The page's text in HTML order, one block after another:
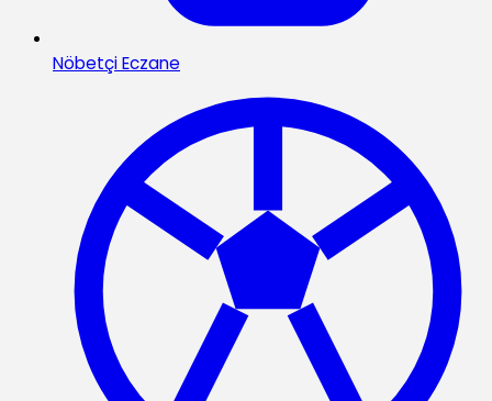
Nöbetçi Eczane